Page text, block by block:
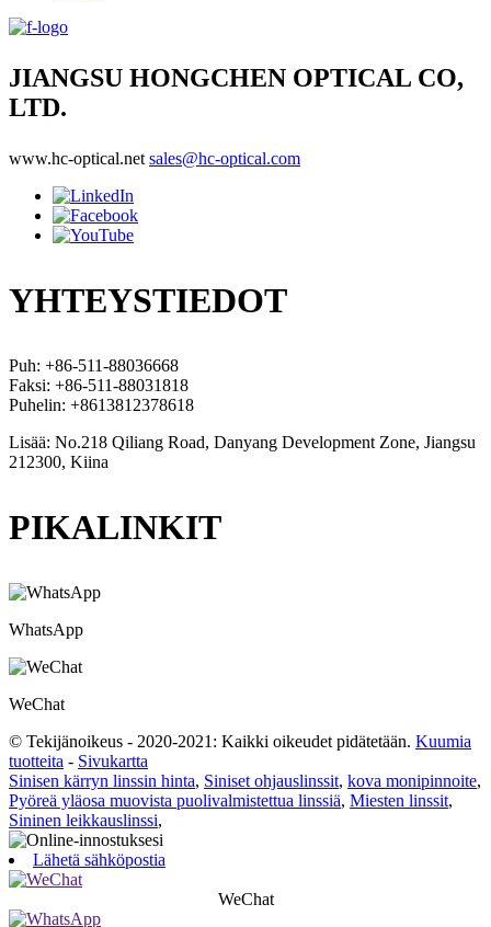
JIANGSU HONGCHEN OPTICAL CO,
LTD.
www.hc-optical.net sales@hc-optical.com
YHTEYSTIEDOT
Puh: +86-511-88036668
Faksi: +86-511-88031818
Puhelin: +8613812378618
Lisää: No.218 Qiliang Road, Danyang Development Zone, Jiangsu
212300, Kiina
PIKALINKIT
WhatsApp
WeChat
© Tekijänoikeus - 2020-2021: Kaikki oikeudet pidätetään. Kuumia
tuotteita - Sivukartta
Sinisen kärryn linssin hinta, Siniset ohjauslinssit, kova monipinnoite,
Pyöreä yläosa muovista puolivalmistettua linssiä, Miesten linssit,
Sininen leikkauslinssi,
Lähetä sähköpostia
WeChat